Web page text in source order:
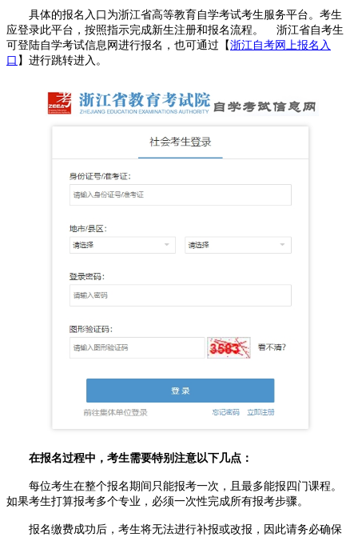
具体的报名入口为浙江省高等教育自学考试考生服务平台。考生
应登录此平台，按照指示完成新生注册和报名流程。
浙江省自考生
可登陆自学考试信息网进行报名，也可通过【浙江自考网上报名入
口 】进行跳转进入。
在报名过程中，考生需要特别注意以下几点：
每位考生在整个报名期间只能报考一次，且最多能报四门课程。
如果考生打算报考多个专业，必须一次性完成所有报考步骤。
报名缴费成功后，考生将无法进行补报或改报，因此请务必确保